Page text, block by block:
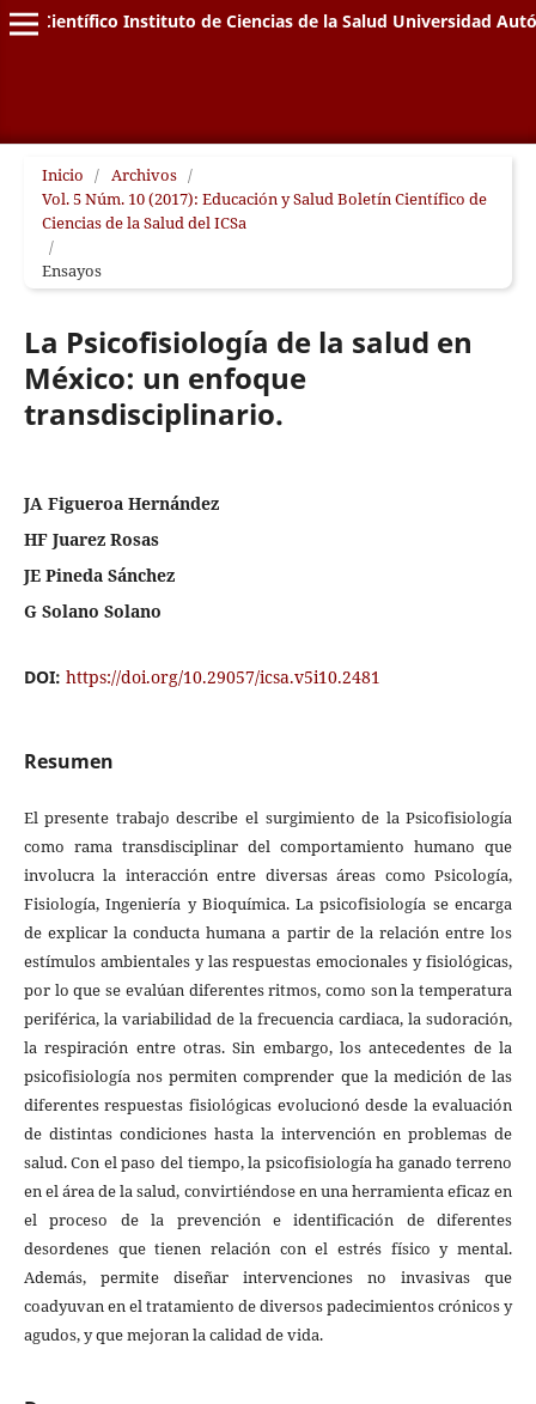
Científico Instituto de Ciencias de la Salud Universidad
Inicio / Archivos /
Vol. 5 Núm. 10 (2017): Educación y Salud Boletín Científico de
Ciencias de la Salud del ICSa
/
Ensayos
La Psicofisiología de la salud en
México: un enfoque
transdisciplinario.
JA Figueroa Hernández
HF Juarez Rosas
JE Pineda Sánchez
G Solano Solano
DOI: https://doi.org/10.29057/icsa.v5i10.2481
Resumen
El presente trabajo describe el surgimiento de la Psicofisiología
como rama transdisciplinar del comportamiento humano que
involucra la interacción entre diversas áreas como Psicología,
Fisiología, Ingeniería y Bioquímica. La psicofisiología se encarga
de explicar la conducta humana a partir de la relación entre los
estímulos ambientales y las respuestas emocionales y fisiológicas,
por lo que se evalúan diferentes ritmos, como son la temperatura
periférica, la variabilidad de la frecuencia cardiaca, la sudoración,
la respiración entre otras. Sin embargo, los antecedentes de la
psicofisiología nos permiten comprender que la medición de las
diferentes respuestas fisiológicas evolucionó desde la evaluación
de distintas condiciones hasta la intervención en problemas de
salud. Con el paso del tiempo, la psicofisiología ha ganado terreno
en el área de la salud, convirtiéndose en una herramienta eficaz en
el proceso de la prevención e identificación de diferentes
desordenes que tienen relación con el estrés físico y mental.
Además, permite diseñar intervenciones no invasivas que
coadyuvan en el tratamiento de diversos padecimientos crónicos y
agudos, y que mejoran la calidad de vida.